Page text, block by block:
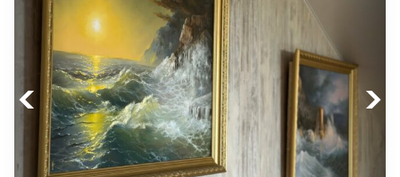
Previous Next